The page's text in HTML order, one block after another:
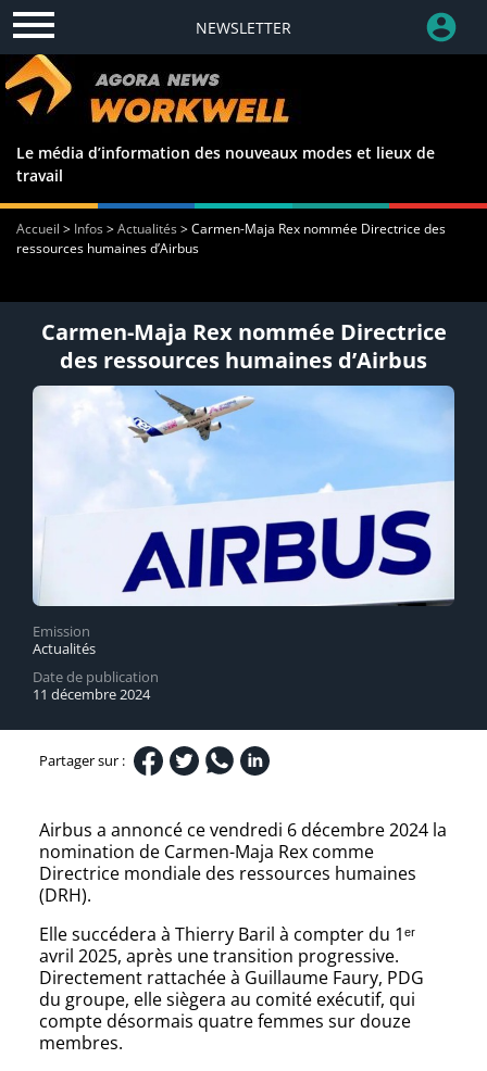
NEWSLETTER
Le média d’information des nouveaux modes et lieux de
travail
Accueil > Infos>Actualités>Carmen-Maja Rex nommée Directrice des
ressources humaines d’Airbus
Carmen-Maja Rex nommée Directrice
des ressources humaines d’Airbus
Emission
Actualités
Date de publication
11 décembre 2024
Partager sur :
Airbus a annoncé ce vendredi 6 décembre 2024 la
nomination de Carmen-Maja Rex comme
Directrice mondiale des ressources humaines
(DRH).
Elle succédera à Thierry Baril à compter du 1ᵉʳ
avril 2025, après une transition progressive.
Directement rattachée à Guillaume Faury, PDG
du groupe, elle siègera au comité exécutif, qui
compte désormais quatre femmes sur douze
membres.